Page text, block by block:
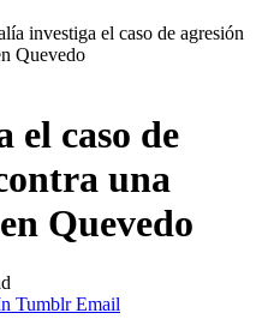
investiga el caso de agresión
Quevedo
el caso de
una
Quevedo
Tumblr Email